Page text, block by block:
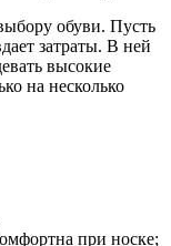
обуви. Пусть
затраты. В ней
высокие
на несколько
при носке;